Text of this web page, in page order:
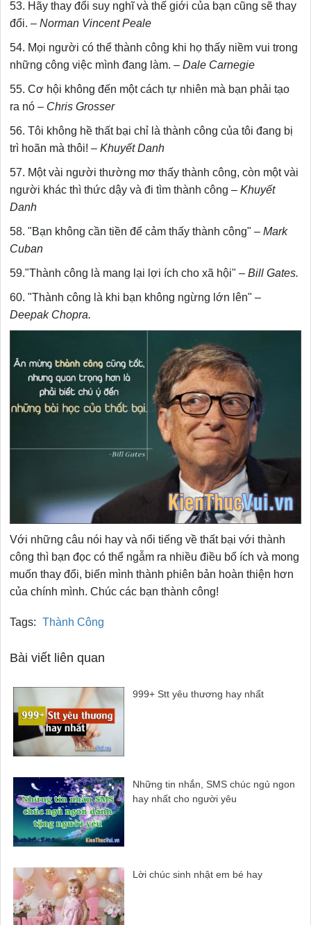
53. Hãy thay đổi suy nghĩ và thế giới của bạn cũng sẽ thay
đổi. –Norman Vincent Peale
54. Mọi người có thể thành công khi họ thấy niềm vui trong
những công việc mình đang làm. –Dale Carnegie
55. Cơ hội không đến một cách tự nhiên mà bạn phải tạo
ra nó – Chris Grosser
56. Tôi không hề thất bại chỉ là thành công của tôi đang bị
trì hoãn mà thôi! –Khuyết Danh
57. Một vài người thường mơ thấy thành công, còn một vài
người khác thì thức dậy và đi tìm thành công –Khuyết
Danh
58. "Bạn không cần tiền để cảm thấy thành công" –Mark
Cuban
59."Thành công là mang lại lợi ích cho xã hội" –Bill Gates.
60. "Thành công là khi bạn không ngừng lớn lên" –
Deepak Chopra.
Với những câu nói hay và nổi tiếng về thất bại với thành
công thì bạn đọc có thể ngẫm ra nhiều điều bổ ích và mong
muốn thay đổi, biến mình thành phiên bản hoàn thiện hơn
của chính mình. Chúc các bạn thành công!
Tags: Thành Công
Bài viết liên quan
999+ Stt yêu thương hay nhất
Những tin nhắn, SMS chúc ngủ ngon
hay nhất cho người yêu
Lời chúc sinh nhật em bé hay